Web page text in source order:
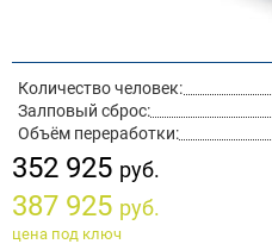
Количество человек:
Залповый сброс:
Объём переработки:
352 925 руб.
387 925 руб.
цена под ключ